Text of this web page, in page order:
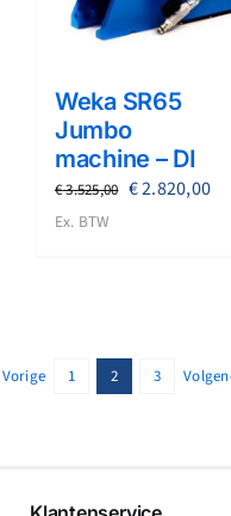
Weka SR65
Jumbo
machine – DI
€3.525,00 €2.820,00
Ex. BTW
Vorige 1 2 3